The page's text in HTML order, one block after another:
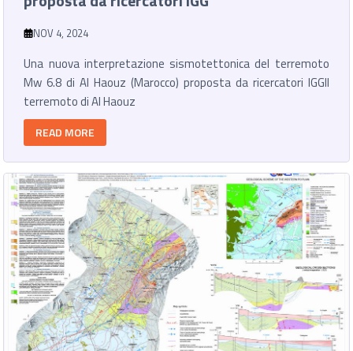
NOV 4, 2024
Una nuova interpretazione sismotettonica del terremoto
Mw 6.8 di Al Haouz (Marocco) proposta da ricercatori IGGIl
terremoto di Al Haouz
READ MORE